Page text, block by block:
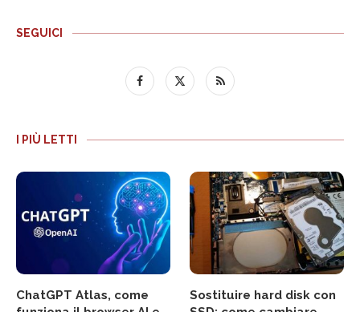
SEGUICI
I PIÙ LETTI
ChatGPT Atlas, come
Sostituire hard disk con